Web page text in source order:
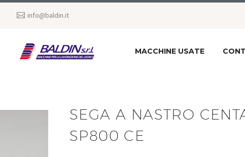
info@baldin.it
MACCHINE USATE
SEGA A NASTRO
SP800 CE